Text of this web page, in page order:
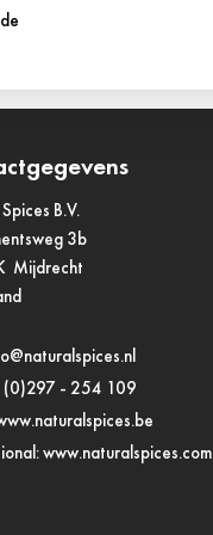
B.V.
3b
Mijdrecht
(0)297 - 254 109
www.naturalspices.com